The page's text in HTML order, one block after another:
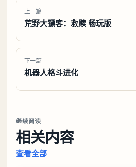
上一篇
荒野大镖客：救赎 畅玩版
下一篇
机器人格斗进化
继续阅读
相关内容
查看全部